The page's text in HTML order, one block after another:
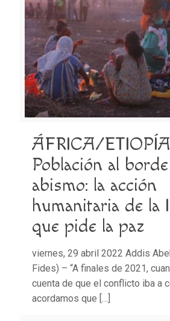
ÁFRICA/
Población al
abismo: la acción
humanitaria de la
que pide la paz
viernes, 29 abril 2022 Addis
Fides) – “A finales de 2021,
cuenta de que el conflicto iba a
acordamos que […]